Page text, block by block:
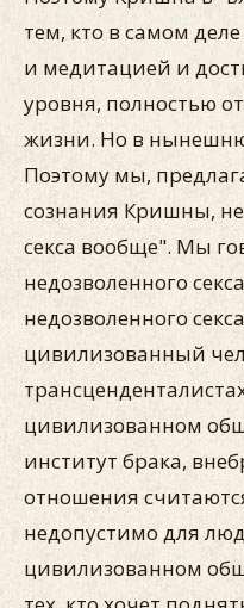
тем, кто в самом
и медитацией и
уровня, полностью
жизни. Но в
Поэтому мы,
сознания Кришны,
секса вообще". Мы
недозволенного
недозволенного
цивилизованный
цивилизованном
институт брака,
отношения
недопустимо для
цивилизованном